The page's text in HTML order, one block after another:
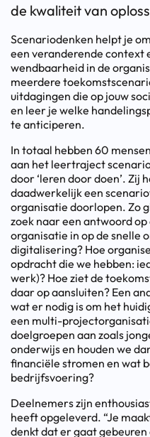
de kwaliteit van
Scenariodenken helpt je
een veranderende context
wendbaarheid in de
meerdere
uitdagingen die op jouw
en leer je welke
te anticiperen.
In totaal hebben 60
aan het leertraject
door ‘leren door doen’.
daadwerkelijk een
organisatie doorlopen. Zo
zoek naar een antwoord
organisatie in op de snelle
digitalisering? Hoe
opdracht die we hebben:
werk)? Hoe ziet de
daar op aansluiten? Een
wat er nodig is om het
een multi-
doelgroepen aan zoals
onderwijs en houden we
financiële stromen en wat
bedrijfsvoering?
Deelnemers zijn
heeft opgeleverd. “Je
denkt dat er gaat